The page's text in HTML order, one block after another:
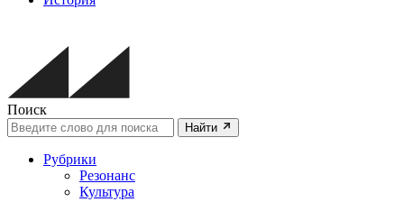
Поиск
Найти
Рубрики
Резонанс
Культура